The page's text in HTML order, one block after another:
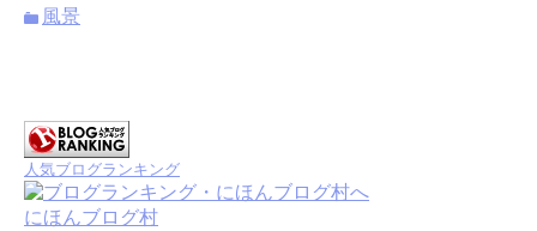
風景
人気ブログランキング
にほんブログ村